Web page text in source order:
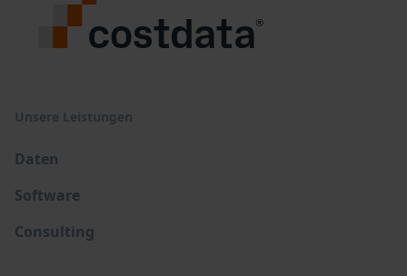
Unsere Leistungen
Daten
Software
Consulting